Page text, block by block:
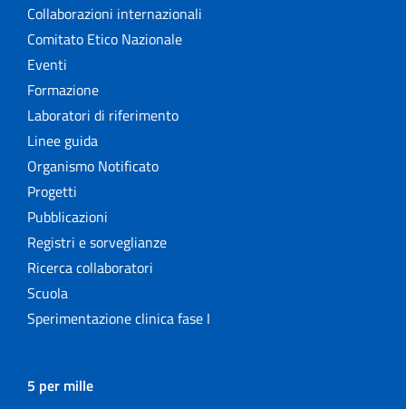
Collaborazioni internazionali
Comitato Etico Nazionale
Eventi
Formazione
Laboratori di riferimento
Linee guida
Organismo Notificato
Progetti
Pubblicazioni
Registri e sorveglianze
Ricerca collaboratori
Scuola
Sperimentazione clinica fase I
5 per mille